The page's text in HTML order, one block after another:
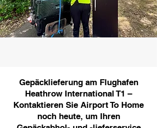
Gepäcklieferung am Flughafen
Heathrow International T1 –
Kontaktieren Sie Airport To Home
noch heute, um Ihren